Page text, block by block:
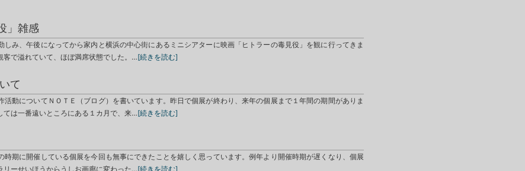
」雑感
しみ、午後になってから家内と横浜の中心街にあるミニシアターに映画「ヒトラーの毒見役」を観に行ってきま
客で溢れていて、ほぼ満席状態でした。…[続きを読む]
て
活動についてＮＯＴＥ（ブログ）を書いています。昨日で個展が終わり、来年の個展まで１年間の期間がありま
ては一番遠いところにある１カ月で、来…[続きを読む]
時期に開催している個展を今回も無事にできたことを嬉しく思っています。例年より開催時期が遅くなり、個展
リーせいほうからうしお画廊に変わった…[続きを読む]